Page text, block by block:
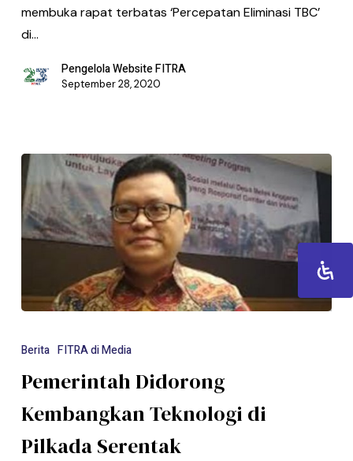
membuka rapat terbatas ‘Percepatan Eliminasi TBC’
di…
Pengelola Website FITRA
September 28, 2020
Berita FITRA di Media
Pemerintah Didorong
Kembangkan Teknologi di
Pilkada Serentak